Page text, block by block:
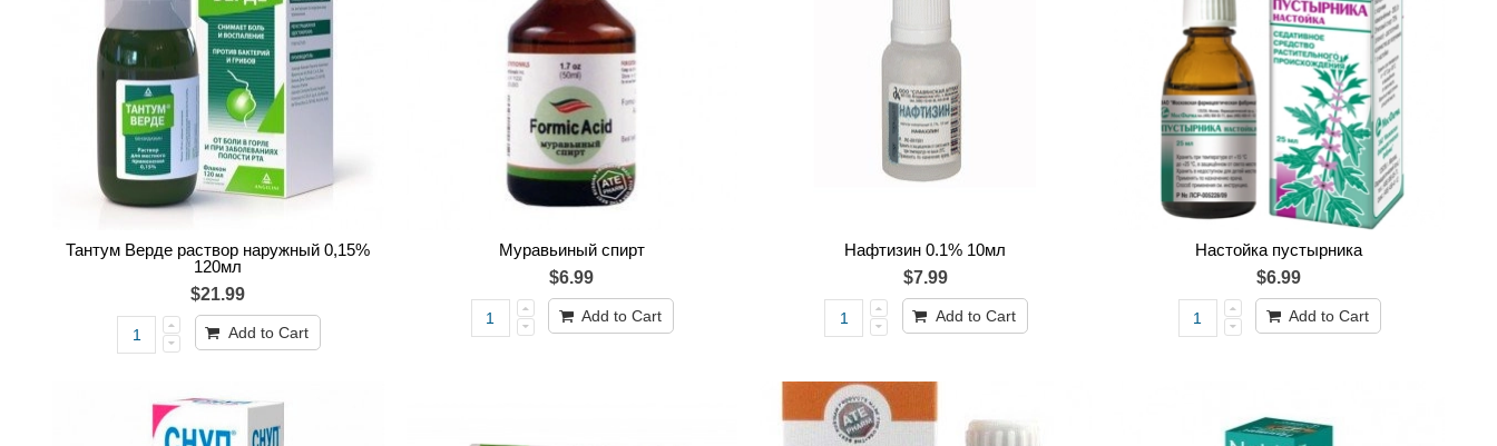
Тантум Верде раствор наружный 0,15%
120мл
$21.99
Add to Cart
Муравьиный спирт
$6.99
Add to Cart
Нафтизин 0.1% 10мл
$7.99
Add to Cart
Настойка пустырника
$6.99
Add to Cart